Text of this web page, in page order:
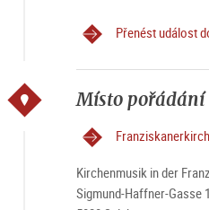
Přenést událost
Místo pořádání
Kirchenmusik in der
Sigmund-Haffner-Gasse